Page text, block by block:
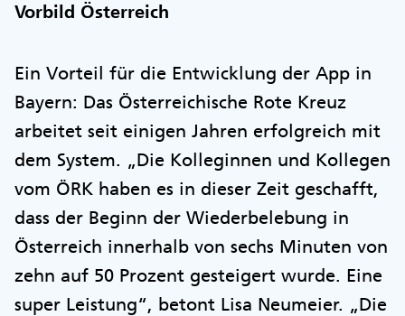
Vorbild Österreich
Ein Vorteil für die Entwicklung der App in
Bayern: Das Österreichische Rote Kreuz
arbeitet seit einigen Jahren erfolgreich mit
dem System. „Die Kolleginnen und Kollegen
vom ÖRK haben es in dieser Zeit geschafft,
dass der Beginn der Wiederbelebung in
Österreich innerhalb von sechs Minuten von
zehn auf 50 Prozent gesteigert wurde. Eine
super Leistung“, betont Lisa Neumeier. „Die